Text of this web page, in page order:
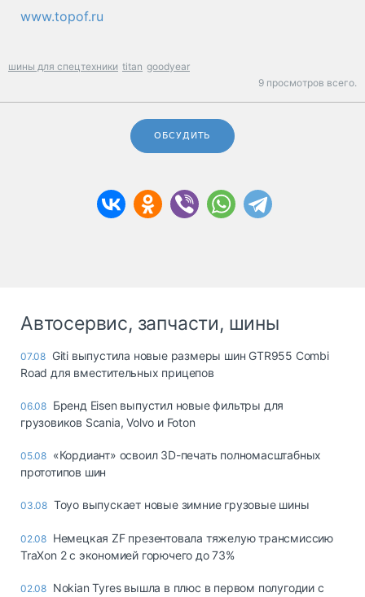
www.topof.ru
шины для спецтехники titan goodyear
9 просмотров всего.
ОБСУДИТЬ
Автосервис, запчасти, шины
07.08 Giti выпустила новые размеры шин GTR955 Combi
Road для вместительных прицепов
06.08 Бренд Eisen выпустил новые фильтры для
грузовиков Scania, Volvo и Foton
05.08 «Кордиант» освоил 3D-печать полномасштабных
прототипов шин
03.08 Toyo выпускает новые зимние грузовые шины
02.08 Немецкая ZF презентовала тяжелую трансмиссию
TraXon 2 с экономией горючего до 73%
02.08 Nokian Tyres вышла в плюс в первом полугодии с